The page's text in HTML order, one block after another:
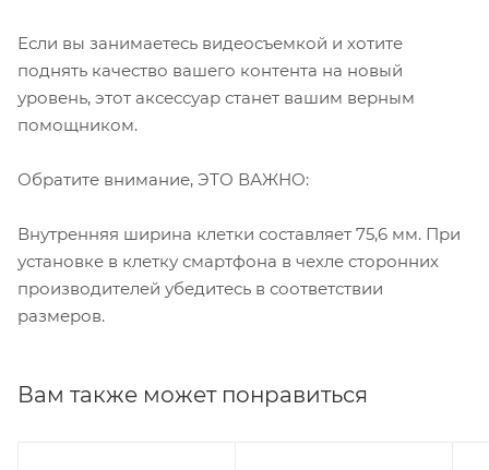
Если вы занимаетесь видеосъемкой и хотите
поднять качество вашего контента на новый
уровень, этот аксессуар станет вашим верным
помощником.
Обратите внимание, ЭТО ВАЖНО:
Внутренняя ширина клетки составляет 75,6 мм. При
установке в клетку смартфона в чехле сторонних
производителей убедитесь в соответствии
размеров.
Вам также может понравиться